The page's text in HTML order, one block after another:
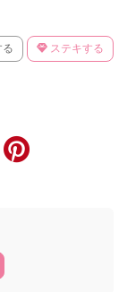
る ステキする